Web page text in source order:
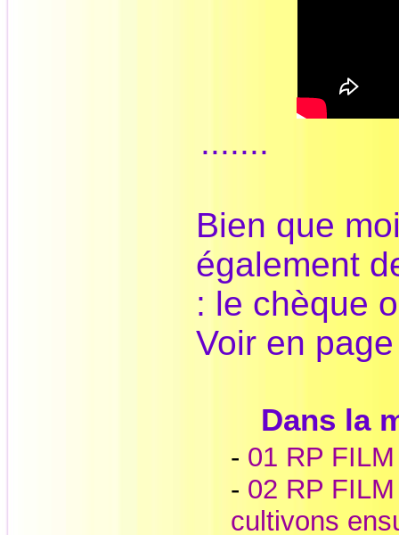
.......
Bien que
également
: le chèque
Voir en
Dans la
- 01 RP
- 02 RP
cultivons